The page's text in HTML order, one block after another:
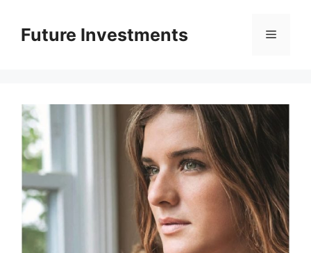
вмістуFuture Investments Меню